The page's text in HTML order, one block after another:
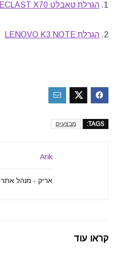
1. הגרלת טאבלט TECLAST X70
2. הגרלת LENOVO K3 NOTE
TAGS: מבצעים
Arik
אריק - מנהל אתר Glouds
קראו עוד